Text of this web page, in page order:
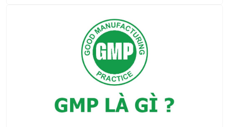
GMP là gì? Cách đạt chứng nhận GMP